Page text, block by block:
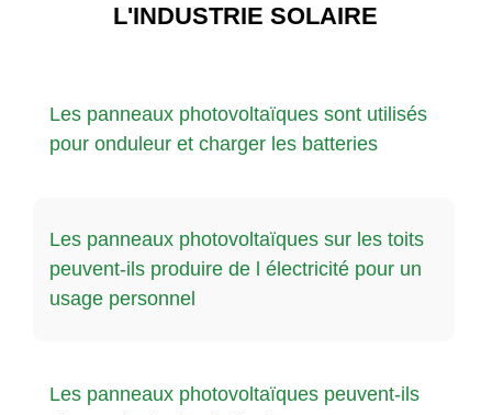
L'INDUSTRIE SOLAIRE
Les panneaux photovoltaïques sont utilisés
pour onduleur et charger les batteries
Les panneaux photovoltaïques sur les toits
peuvent-ils produire de l électricité pour un
usage personnel
Les panneaux photovoltaïques peuvent-ils